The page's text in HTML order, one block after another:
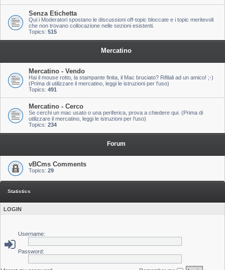
Senza Etichetta
Qui i Moderatori spostano le discussioni off-topic bloccate e i topic meritevoli
che non trovano collocazione nelle sezioni esistenti.
Topics: 515
Mercatino
Mercatino - Vendo
Hai il mouse rotto, la stampante finita, il Mac bruciato? Rifilali ad un amico! ;-)
(Prima di utilizzare il mercatino, leggi le istruzioni per l'uso)
Topics: 491
Mercatino - Cerco
Se cerchi un mac usato o una periferica, prova a chiedere qui. (Prima di
utilizzare il mercatino, leggi le istruzioni per l'uso)
Topics: 234
Forum
vBCms Comments
Topics: 29
Statistics
LOGIN
Username:
Password: